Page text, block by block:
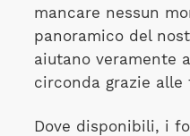
mancare nessun
panoramico del
aiutano veramente
circonda grazie alle
Dove disponibili, i